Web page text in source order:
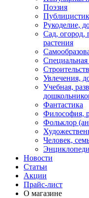
Поэзия
Рукоделие,
Сад, огород,
растения
Специальная
Увлечения,
Учебная,
Фантастика
Философия,
Фольклор
Человек,
Новости
Статьи
Акции
Прайс-лист
О магазине